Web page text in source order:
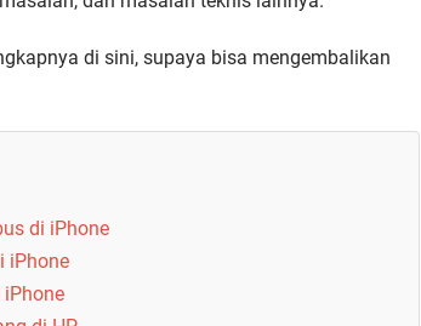
di sini, supaya bisa mengembalikan
di iPhone
iPhone